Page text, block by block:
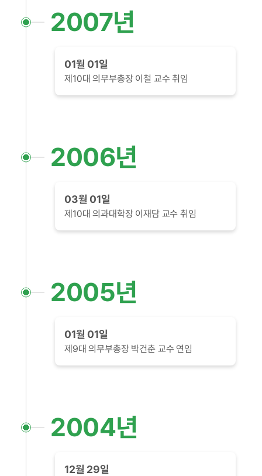
2007년
01월 01일
제10대 의무부총장 이철 교수 취임
2006년
03월 01일
제10대 의과대학장 이재담 교수 취임
2005년
01월 01일
제9대 의무부총장 박건춘 교수 연임
2004년
12월 29일